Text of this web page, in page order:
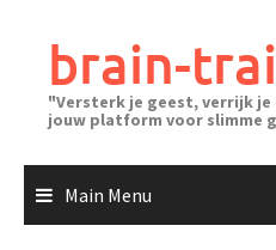
brain-
"Versterk je geest, verrijk
jouw platform voor slimme
Main Menu